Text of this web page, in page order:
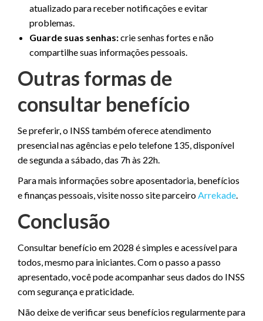
atualizado para receber notificações e evitar
problemas.
Guarde suas senhas:crie senhas fortes e não
compartilhe suas informações pessoais.
Outras formas de
consultar benefício
Se preferir, o INSS também oferece atendimento
presencial nas agências e pelo telefone 135, disponível
de segunda a sábado, das 7h às 22h.
Para mais informações sobre aposentadoria, benefícios
e finanças pessoais, visite nosso site parceiroArrekade.
Conclusão
Consultar benefício em 2028 é simples e acessível para
todos, mesmo para iniciantes. Com o passo a passo
apresentado, você pode acompanhar seus dados do INSS
com segurança e praticidade.
Não deixe de verificar seus benefícios regularmente para